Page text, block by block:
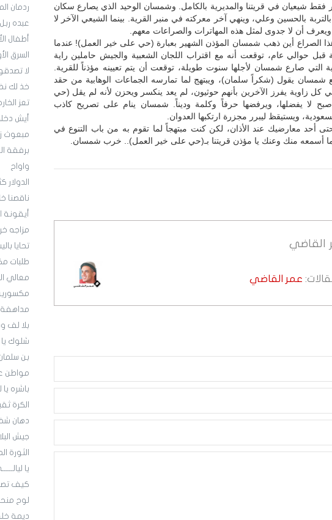
ردمان
عبده ربل
أطفال
السرق
لا
خذ لك
تعز
أيش
مبعوث
برفقة الـ500 الريال
واواح
الدولار
ناقصنا
أيقونة
مزاجه
تحايا
طلبات
معالي
بلا لف
شلوك
بن
مواطن
باشره يا
الكرة
دهان
جيش
الثورة
يا
كيف
لوح
ديمة
شيعيان في قريتنا والمديرية بالكامل. وشمسان الوحيد الذي يصارع سكان
بالحسين وعلي، وينهي آخر معركته في منبر القرية. بينما الشيعي الآخر لا
أن لا جدوى لمثل هذه المهاترات والصراعات معهم.
الصراع أين ذهب شمسان المؤذن الشهير بعبارة (حي على خير العمل)! عندما
قبل حوالي عام، توقعت أنه مع اقتراب اللجان الشعبية والجيش حاملين راية
التي صارع شمسان لأجلها سنوت طويلة، توقعت أن يتم تعيينه مؤذناً للقرية.
شمسان يقول (شكراً سلمان)، ويبتهج لما تمارسه الجماعات الوهابية من حقد
زاوية يفرز الآخرين بأنهم حوثيون، لم يعد ينكسر ويحزن لأنه لم يقل (حي
لا يفضلها، ويرفضها حرفاً وكلمة وديناً. شمسان ينام على تصريح كاذب
ويستيقظ ليبرر مجزرة ارتكبها العدوان.
أحد معارضيك عند الأذان، لكن كنت مبتهجاً لما تقوم به من باب التنوع في
أسمعه منك وعنك يا مؤذن قريتنا بـ(حي على خير العمل).. خرب شمسان.
القاضي
عمر القاضي